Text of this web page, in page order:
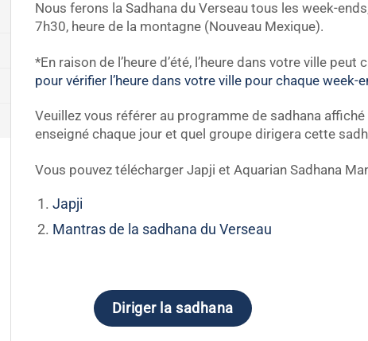
Nous ferons la Sadhana du Verseau tous les week-
7h30, heure de la montagne (Nouveau Mexique).
*En raison de l’heure d’été, l’heure dans votre ville
pour vérifier l’heure dans votre ville pour chaque week-
Veuillez vous référer au programme de sadhana
enseigné chaque jour et quel groupe dirigera cette
Vous pouvez télécharger Japji et Aquarian Sadhana
Japji
Mantras de la sadhana du Verseau
Diriger la sadhana